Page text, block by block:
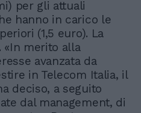
per gli attuali
hanno in carico le
(1,5 euro). La
«In merito alla
avanzata da
in Telecom Italia, il
deciso, a seguito
dal management, di